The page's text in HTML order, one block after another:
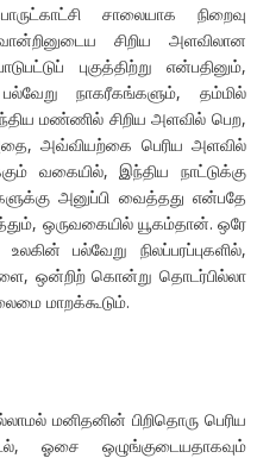
சாலையாக நிறைவு
சிறிய அளவிலான
புகுத்திற்று என்பதினும்,
நாகரீகங்களும், தம்மில்
மண்ணில் சிறிய அளவில் பெற,
அவ்வியற்கை பெரிய அளவில்
வகையில், இந்திய நாட்டுக்கு
அனுப்பி வைத்தது என்பதே
ஒருவகையில் யூகம்தான். ஒரே
பல்வேறு நிலப்பரப்புகளில்,
ஒன்றிற் கொன்று தொடர்பில்லா
மாறக்கூடும்.
மனிதனின் பிறிதொரு பெரிய
ஓசை ஒழுங்குடையதாகவும்